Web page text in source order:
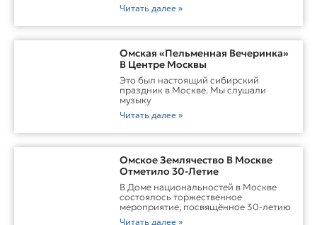
Читать далее »
Омская «Пельменная Вечеринка»
В Центре Москвы
Это был настоящий сибирский
праздник в Москве. Мы слушали
музыку
Читать далее »
Омское Землячество В Москве
Отметило 30-Летие
В Доме национальностей в Москве
состоялось торжественное
мероприятие, посвящённое 30-летию
Читать далее »